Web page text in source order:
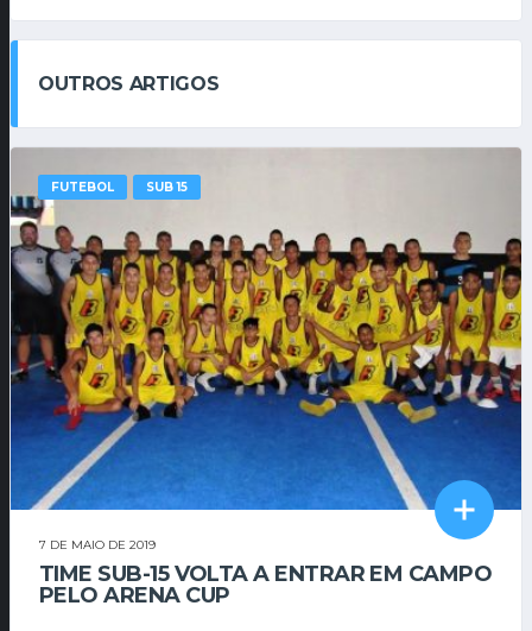
OUTROS ARTIGOS
FUTEBOL SUB 15
7 DE MAIO DE 2019
TIME SUB-15 VOLTA A ENTRAR EM CAMPO
PELO ARENA CUP